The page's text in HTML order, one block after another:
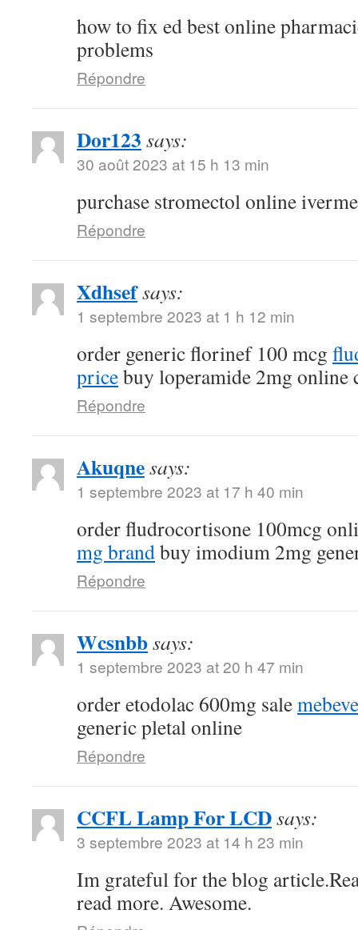
how to fix ed best online
problems
Répondre
Dor123 says:
30 août 2023 at 15 h 13 min
purchase stromectol online
Répondre
Xdhsefsays:
1 septembre 2023 at 1 h 12 min
order generic florinef 100 mcg
pricebuy loperamide 2mg online
Répondre
Akuqnesays:
1 septembre 2023 at 17 h 40 min
order fludrocortisone 100mcg
mg brandbuy imodium 2mg
Répondre
Wcsnbbsays:
1 septembre 2023 at 20 h 47 min
order etodolac 600mg sale
generic pletal online
Répondre
CCFL Lamp For LCDsays:
3 septembre 2023 at 14 h 23 min
Im grateful for the blog
read more. Awesome.